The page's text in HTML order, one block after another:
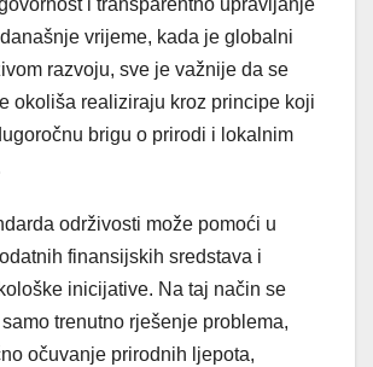
i transparentno upravljanje
vrijeme, kada je globalni
razvoju, sve je važnije da se
okoliša realiziraju kroz principe koji
brigu o prirodi i lokalnim
održivosti može pomoći u
finansijskih sredstava i
inicijative. Na taj način se
trenutno rješenje problema,
očuvanje prirodnih ljepota,